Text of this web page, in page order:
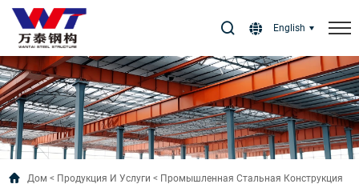
English
Select Language
Дом Продукция И Услуги Промышленная Стальная Конструкция